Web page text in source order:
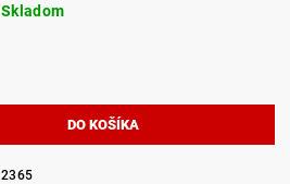
Skladom
2365